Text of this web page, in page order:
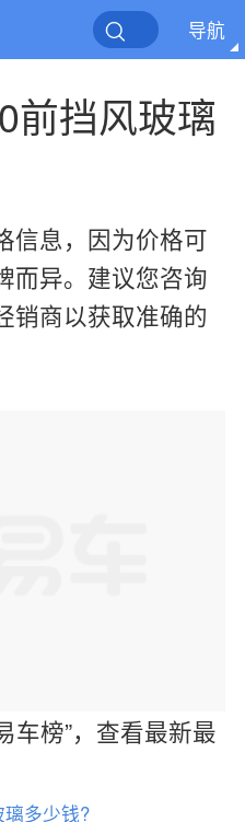
导航
前挡风玻璃
信息，因为价格可
而异。建议您咨询
销商以获取准确的
车榜”，查看最新最
多少钱?